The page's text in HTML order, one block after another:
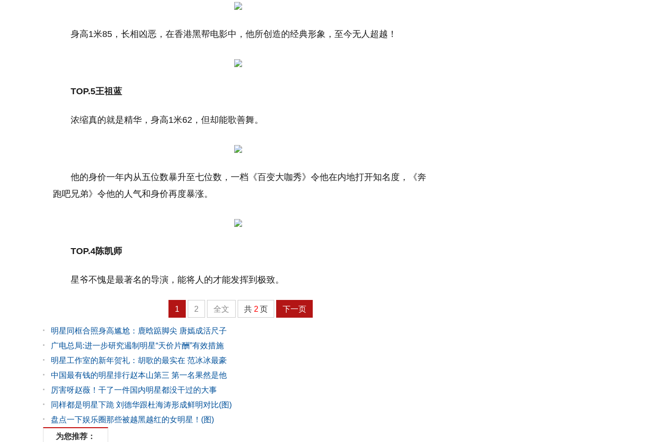
身高1米85，长相凶恶，在香港黑帮电影中，他所创造的经典形象，至今无人超越！
TOP.5王祖蓝
浓缩真的就是精华，身高1米62，但却能歌善舞。
他的身价一年内从五位数暴升至七位数，一档《百变大咖秀》令他在内地打开知名度，《奔
跑吧兄弟》令他的人气和身价再度暴涨。
TOP.4陈凯师
星爷不愧是最著名的导演，能将人的才能发挥到极致。
1 2 全文 共 2 页 下一页
明星同框合照身高尴尬：鹿晗踮脚尖 唐嫣成活尺子
广电总局:进一步研究遏制明星“天价片酬”有效措施
明星工作室的新年贺礼：胡歌的最实在 范冰冰最豪
中国最有钱的明星排行赵本山第三 第一名果然是他
厉害呀赵薇！干了一件国内明星都没干过的大事
同样都是明星下跪 刘德华跟杜海涛形成鲜明对比(图)
盘点一下娱乐圈那些被越黑越红的女明星！(图)
为您推荐：